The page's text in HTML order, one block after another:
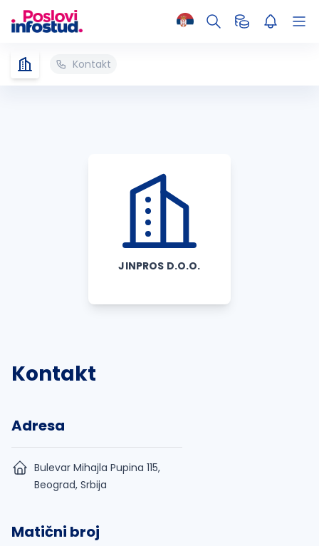
Kontakt
JINPROS D.O.O.
Kontakt
Adresa
Bulevar Mihajla Pupina 115,
Beograd, Srbija
Matični broj